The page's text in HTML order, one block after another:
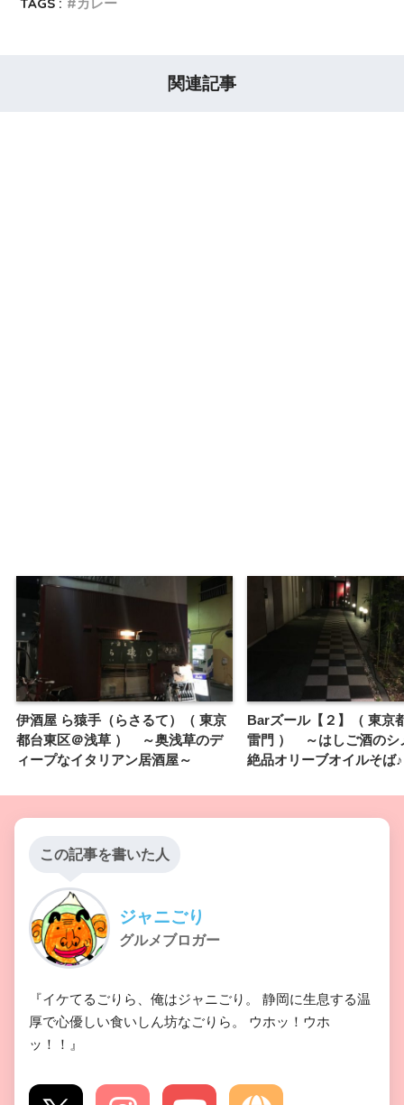
関連記事
伊酒屋 ら猿手（らさるて）（ 東京
都台東区＠浅草 ） ～奥浅草のデ
ィープなイタリアン居酒屋～
Barズール【２】（ 東京
雷門 ） ～はしご酒のシ
絶品オリーブオイルそば
この記事を書いた人
ジャニごり
グルメブロガー
『イケてるごりら、俺はジャニごり。 静岡に生息する温
厚で心優しい食いしん坊なごりら。 ウホッ！ウホ
ッ！！』